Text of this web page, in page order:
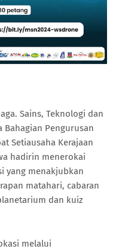
Sains, Teknologi dan
Bahagian Pengurusan
Setiausaha Kerajaan
hadirin menerokai
yang menakjubkan
matahari, cabaran
dan kuiz
melalui